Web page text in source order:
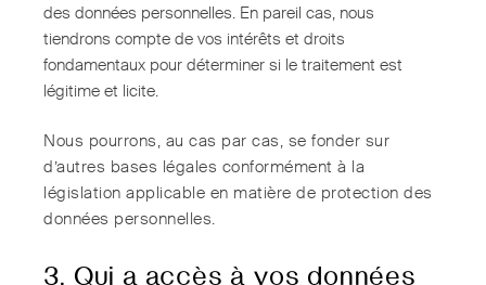
des données personnelles. En pareil cas, nous
tiendrons compte de vos intérêts et droits
fondamentaux pour déterminer si le traitement est
légitime et licite.
Nous pourrons, au cas par cas, se fonder sur
d’autres bases légales conformément à la
législation applicable en matière de protection des
données personnelles.
3. Qui a accès à vos données